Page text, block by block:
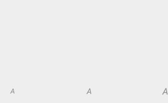
A A A